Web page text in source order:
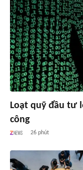
Loạt quỹ đầu tư
công
26 phút